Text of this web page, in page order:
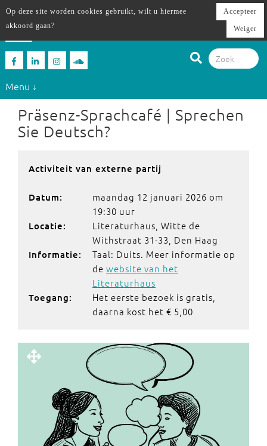
Menu ↓
Präsenz-Sprachcafé | Sprechen
Sie Deutsch?
Activiteit van externe partij
Datum:
maandag 12 januari 2026 om
19:30 uur
Locatie:
Literaturhaus, Witte de
Withstraat 31-33, Den Haag
Informatie:
Taal: Duits. Meer informatie op
de website van het
Literaturhaus
Toegang:
Het eerste bezoek is gratis,
daarna kost het € 5,00
Op deze site worden cookies gebruikt, wilt u hiermee
akkoord gaan?
Accepteer
Weiger